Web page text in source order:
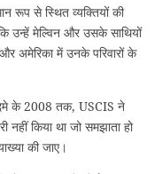
रूप से स्थित व्यक्तियों की
उन्हें मेल्विन और उसके साथियों
अमेरिका में उनके परिवारों के
के 2008 तक, USCIS ने
नहीं किया था जो समझाता हो
की जाए।